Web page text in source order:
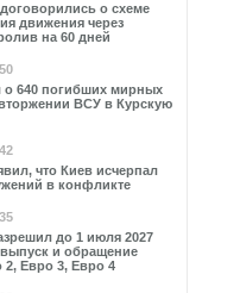
о схеме
движения через
на 60 дней
640 погибших мирных
ВСУ в Курскую
что Киев исчерпал
в конфликте
до 1 июля 2027
и обращение
2, Евро 3, Евро 4